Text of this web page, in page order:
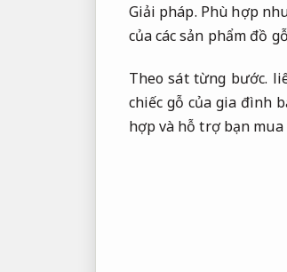
Giải pháp. Phù hợp
của các sản phẩm đồ
Theo sát từng bước.
chiếc gỗ của gia đình
hợp và hỗ trợ bạn mua